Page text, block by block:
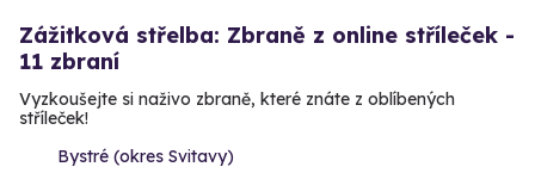
Zážitková střelba: Zbraně z online stříleček -
11 zbraní
Vyzkoušejte si naživo zbraně, které znáte z oblíbených
stříleček!
Bystré (okres Svitavy)